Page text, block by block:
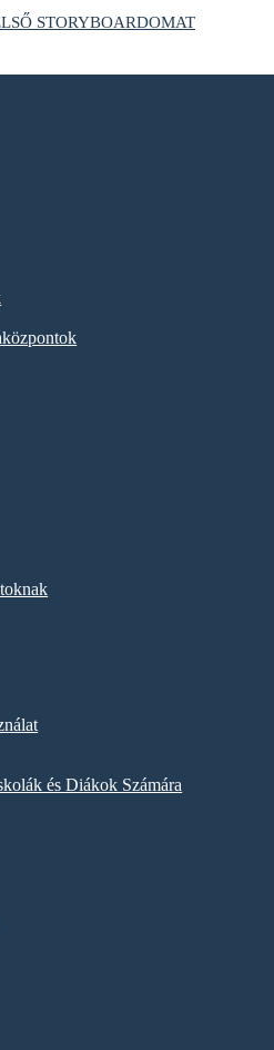
STORYBOARDOMAT
és Diákok Számára